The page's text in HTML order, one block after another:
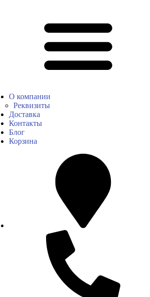
О компании
Реквизиты
Доставка
Контакты
Блог
Корзина